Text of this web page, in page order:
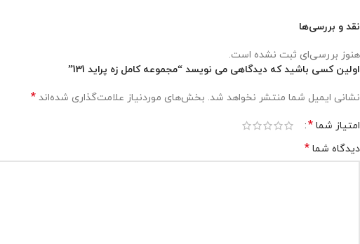
نقد و بررسی‌ها
هنوز بررسی‌ای ثبت نشده است.
اولین کسی باشید که دیدگاهی می نویسد “مجموعه کامل زه پراید 131”
نشانی ایمیل شما منتشر نخواهد شد. بخش‌های موردنیاز علامت‌گذاری شده‌اند *
امتیاز شما *
دیدگاه شما *